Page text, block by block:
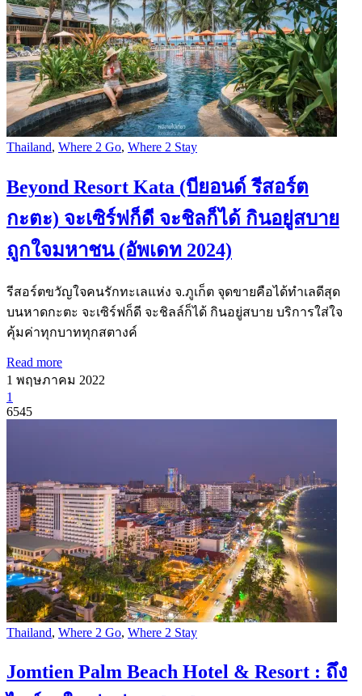
Thailand, Where 2 Go, Where 2 Stay
Beyond Resort Kata (บียอนด์ รีสอร์ต
กะตะ) จะเซิร์ฟก็ดี จะชิลก็ได้ กินอยู่สบาย
ถูกใจมหาชน (อัพเดท 2024)
รีสอร์ตขวัญใจคนรักทะเลแห่ง จ.ภูเก็ต จุดขายคือได้ทำเลดีสุด
บนหาดกะตะ จะเซิร์ฟก็ดี จะชิลล์ก็ได้ กินอยู่สบาย บริการใส่ใจ
คุ้มค่าทุกบาททุกสตางค์
Read more
1 พฤษภาคม 2022
1
6545
Thailand, Where 2 Go, Where 2 Stay
Jomtien Palm Beach Hotel & Resort : ถึง